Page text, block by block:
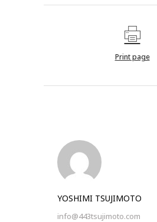
Print page
YOSHIMI TSUJIMOTO
info@443tsujimoto.com